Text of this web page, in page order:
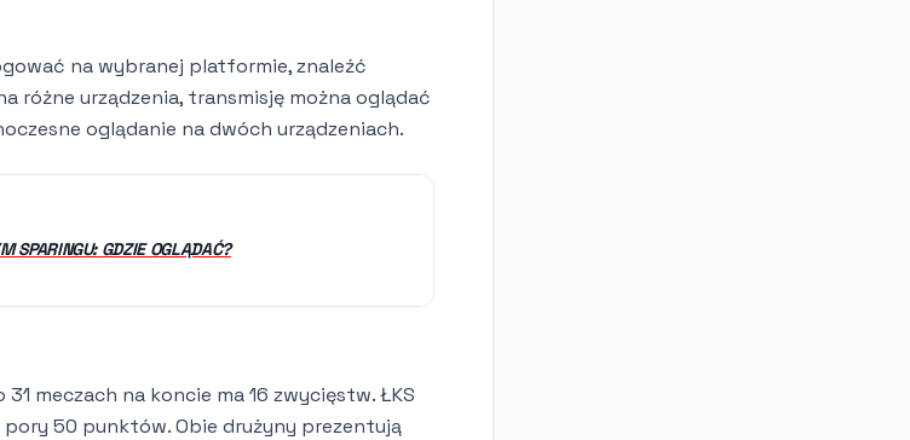
na wybranej platformie, znaleźć
różne urządzenia, transmisję można oglądać
oglądanie na dwóch urządzeniach.
SPARINGU: GDZIE OGLĄDAĆ?
meczach na koncie ma 16 zwycięstw. ŁKS
pory 50 punktów. Obie drużyny prezentują